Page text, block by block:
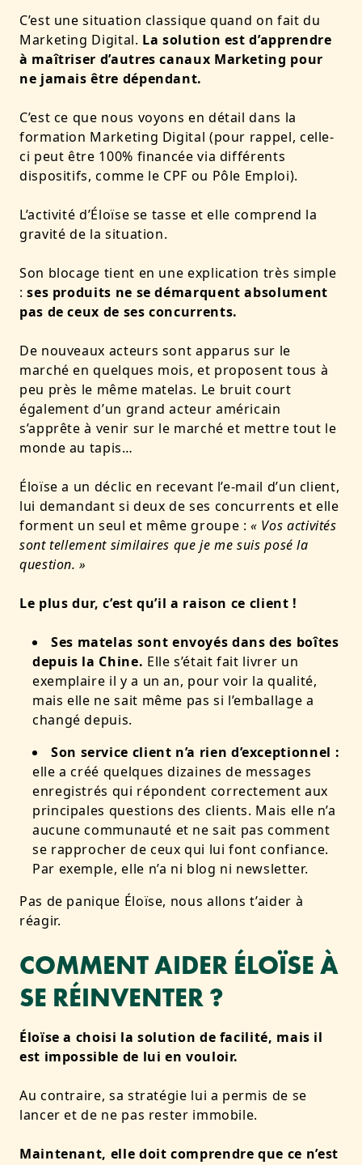
C’est une situation classique quand on fait du
Marketing Digital. La solution est d’apprendre
à maîtriser d’autres canaux Marketing pour
ne jamais être dépendant.
C’est ce que nous voyons en détail dans la
formation Marketing Digital (pour rappel, celle-
ci peut être 100% financée via différents
dispositifs, comme le CPF ou Pôle Emploi).
L’activité d’Éloïse se tasse et elle comprend la
gravité de la situation.
Son blocage tient en une explication très simple
:ses produits ne se démarquent absolument
pas de ceux de ses concurrents.
De nouveaux acteurs sont apparus sur le
marché en quelques mois, et proposent tous à
peu près le même matelas. Le bruit court
également d’un grand acteur américain
s’apprête à venir sur le marché et mettre tout le
monde au tapis…
Éloïse a un déclic en recevant l’e-mail d’un client,
lui demandant si deux de ses concurrents et elle
forment un seul et même groupe :« Vos activités
sont tellement similaires que je me suis posé la
question. »
Le plus dur, c’est qu’il a raison ce client !
Ses matelas sont envoyés dans des boîtes
depuis la Chine. Elle s’était fait livrer un
exemplaire il y a un an, pour voir la qualité,
mais elle ne sait même pas si l’emballage a
changé depuis.
Son service client n’a rien d’exceptionnel :
elle a créé quelques dizaines de messages
enregistrés qui répondent correctement aux
principales questions des clients. Mais elle n’a
aucune communauté et ne sait pas comment
se rapprocher de ceux qui lui font confiance.
Par exemple, elle n’a ni blog ni newsletter.
Pas de panique Éloïse, nous allons t’aider à
réagir.
COMMENT AIDER ÉLOÏSE À
SE RÉINVENTER ?
Éloïse a choisi la solution de facilité, mais il
est impossible de lui en vouloir.
Au contraire, sa stratégie lui a permis de se
lancer et de ne pas rester immobile.
Maintenant, elle doit comprendre que ce n’est